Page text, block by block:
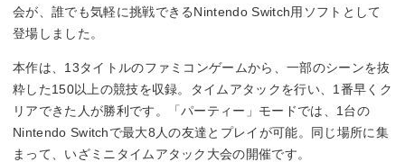
会が、誰でも気軽に挑戦できるNintendo Switch用ソフトとして
登場しました。
本作は、13タイトルのファミコンゲームから、一部のシーンを抜
粋した150以上の競技を収録。タイムアタックを行い、1番早くク
リアできた人が勝利です。「パーティー」モードでは、1台の
Nintendo Switchで最大8人の友達とプレイが可能。同じ場所に集
まって、いざミニタイムアタック大会の開催です。